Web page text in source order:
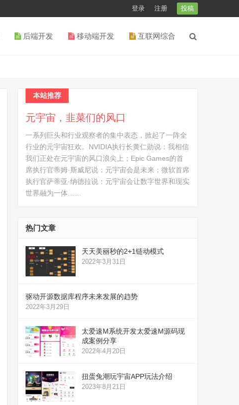
登录 注册 投稿
后端开发 移动端开发 互联网综合
本站推荐
元宇宙，韭菜们的风口
一系列巨头和行业观察者的集中表态，掀起了一阵全
行业的元宇宙狂欢。NVIDIA执行长黄仁勋说：我相信
我们正处在元宇宙的风口浪尖上；Epic Games的首
席执行官蒂姆·斯威尼说：元宇宙会是未来；微软首席
执行官萨蒂亚·纳德拉说：元宇宙会让数字世界和现实
世界融为一体……
热门文章
天天美丽秒的2+1链动模式
2022年3月31日
驱动开源数据库程序未来发展的趋势
2022年3月29日
太爱速M系统开发太爱速M源码现
成案例分享
2022年4月20日
扭蛋兔潮玩宇宙APP玩法介绍
2023年8月21日